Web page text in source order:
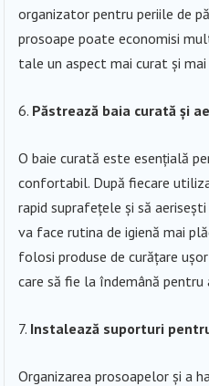
organizator pentru periile de
prosoape poate economisi
tale un aspect mai curat și
Păstrează baia curată și
O baie curată este esențială
confortabil. După fiecare
rapid suprafețele și să
va face rutina de igienă mai
folosi produse de curățare
care să fie la îndemână
Instalează suporturi
Organizarea prosoapelor și a